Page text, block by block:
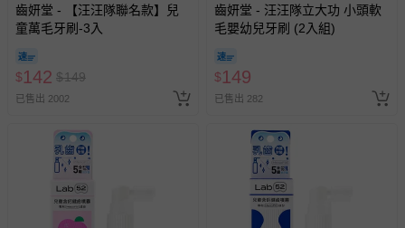
您所購買的商品享有7天的鑑賞期／猶豫期權益，但此期間
並非試用期，您所退回的商品必須是未經使用的全新狀態，
包含完整包裝、配件、說明文件及贈品等。
如需退換貨，請於收到商品7天（含例假日內提出），如為
退貨，您可至『查詢訂單』>『已出貨』中查詢該筆訂單，
並點選『我要退貨』即可進行申請。若有相關退貨問題，請
至媽咪愛
LINE@客服ID: @mamilove我們將依序為您處理
與服務，謝謝。
齒妍堂 - 【汪汪隊聯名款】兒
童萬毛牙刷-3入
$142 $149
已售出 2002
齒妍堂 - 汪汪隊立大功 小頭軟
毛嬰幼兒牙刷 (2入組)
$149
已售出 282